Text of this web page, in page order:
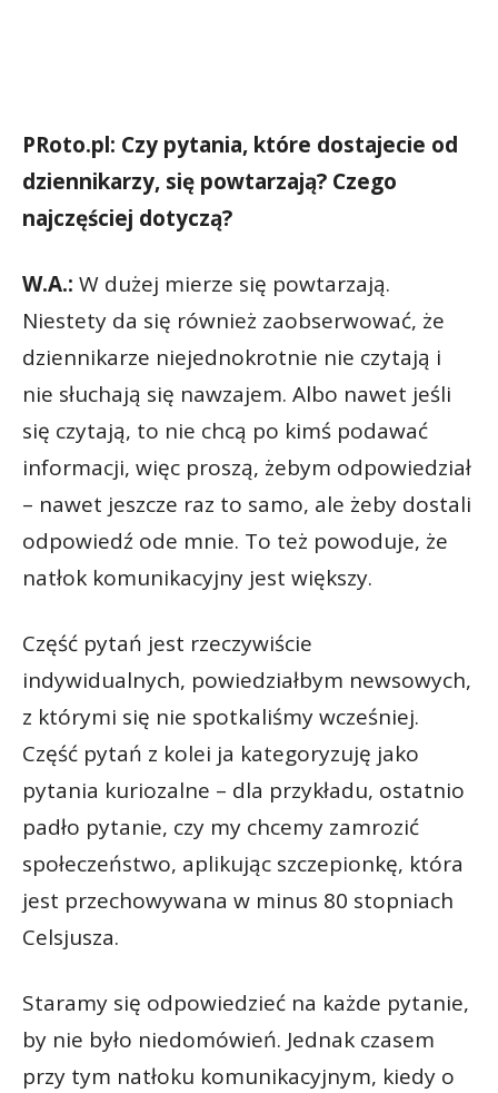
PRoto.pl: Czy pytania, które dostajecie od
dziennikarzy, się powtarzają? Czego
najczęściej dotyczą?
W.A.: W dużej mierze się powtarzają.
Niestety da się również zaobserwować, że
dziennikarze niejednokrotnie nie czytają i
nie słuchają się nawzajem. Albo nawet jeśli
się czytają, to nie chcą po kimś podawać
informacji, więc proszą, żebym odpowiedział
– nawet jeszcze raz to samo, ale żeby dostali
odpowiedź ode mnie. To też powoduje, że
natłok komunikacyjny jest większy.
Część pytań jest rzeczywiście
indywidualnych, powiedziałbym newsowych,
z którymi się nie spotkaliśmy wcześniej.
Część pytań z kolei ja kategoryzuję jako
pytania kuriozalne – dla przykładu, ostatnio
padło pytanie, czy my chcemy zamrozić
społeczeństwo, aplikując szczepionkę, która
jest przechowywana w minus 80 stopniach
Celsjusza.
Staramy się odpowiedzieć na każde pytanie,
by nie było niedomówień. Jednak czasem
przy tym natłoku komunikacyjnym, kiedy o